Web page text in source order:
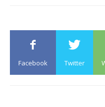
Facebook Twitter